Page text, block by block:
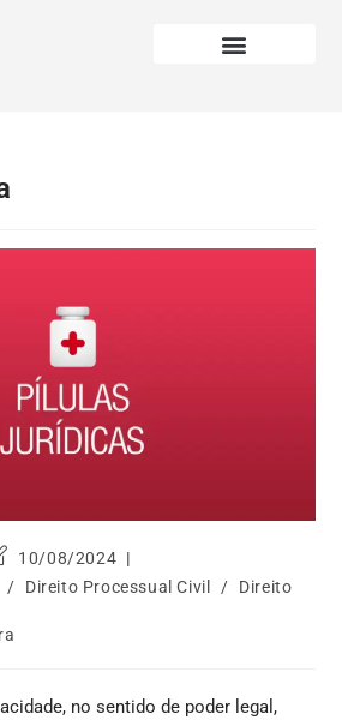
10/08/2024
/ Direito Processual Civil /
Direito
no sentido de poder legal,